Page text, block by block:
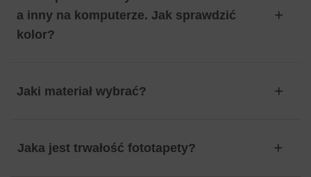
a inny na komputerze. Jak sprawdzić
kolor?
Jaki materiał wybrać?
Jaka jest trwałość fototapety?